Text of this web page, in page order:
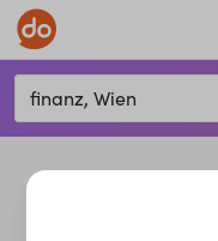
finanz, Wien